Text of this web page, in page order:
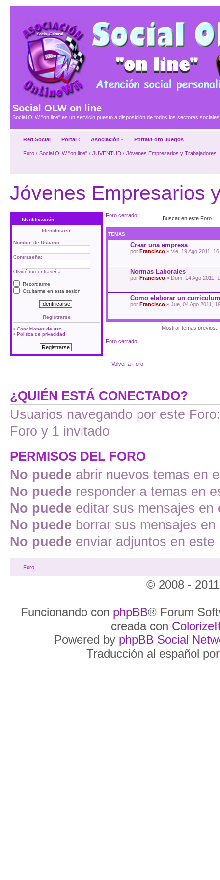
Social OLW on line
Social OLW "on line" es un servicio puesto a disposición de todos los sectores
Red Social Portal ‹ Asociación • Portal/Foro Juegos
Foro ‹ Social OLW "on line" ‹ JUVENTUD ‹ Jóvenes Empresarios y Trabajadores
Jóvenes Empresarios
Identificación
Identificarse
Nombre de Usuario:
Contraseña:
Olvidé mi contraseña
Recordarme
Ocultarme en esta sesión
Registrarse
• Condiciones de uso
• Política de privacidad
Foro cerrado
TEMAS
Crear una empresa
por Francisco » Vie, 19 Ago 2011,
Normas Laborales
por Francisco » Dom, 14 Ago 2011,
Como elaborar un
por Francisco » Jue, 04 Ago 2011,
Mostrar temas previos:
Foro cerrado
Volver a Foro
¿QUIÉN ESTÁ CONECTADO?
Usuarios navegando por este
Foro y 1 invitado
PERMISOS DEL FORO
No puede abrir nuevos temas en
No puede responder a temas en
No puede editar sus mensajes en
No puede borrar sus mensajes
No puede enviar adjuntos en este
Foro
© 2008 -
Funcionando con phpBB® Forum
creada con
Powered by phpBB Social
Traducción al español